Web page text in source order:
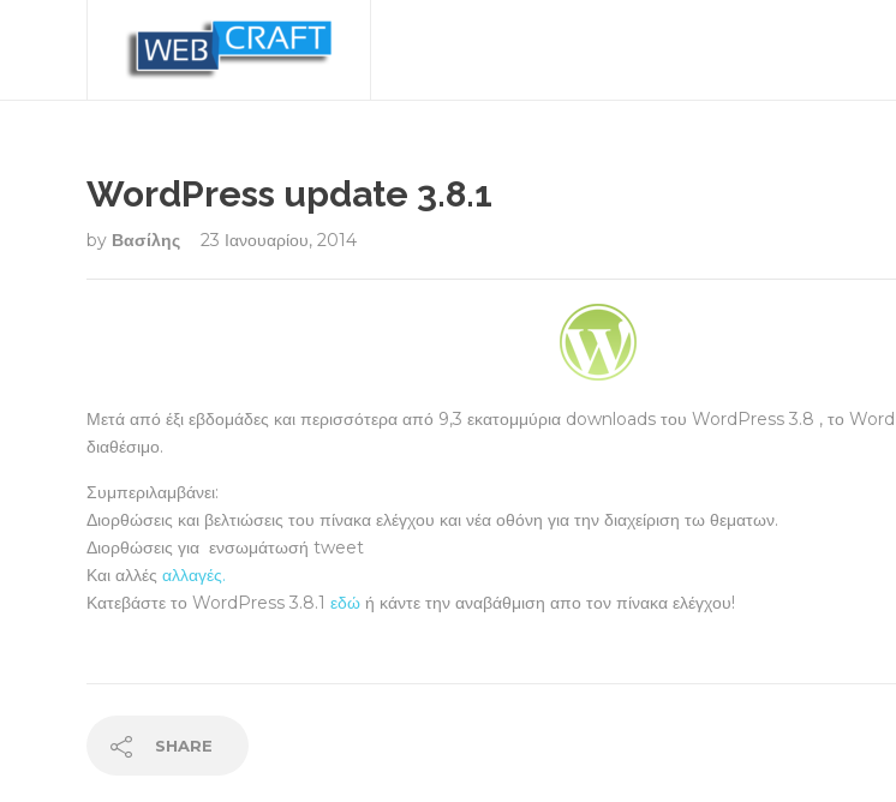
WordPress update 3.8.1
by Βασίλης 23 Ιανουαρίου, 2014
Μετά από έξι εβδομάδες και περισσότερα από 9,3 εκατομμύρια downloads του WordPress 3.8 , το
διαθέσιμο.
Συμπεριλαμβάνει:
Διορθώσεις και βελτιώσεις του πίνακα ελέγχου και νέα οθόνη για την διαχείριση τω θεματων.
Διορθώσεις για ενσωμάτωσή tweet
Και αλλές αλλαγές.
Κατεβάστε το WordPress 3.8.1 εδώ ή κάντε την αναβάθμιση απο τον πίνακα ελέγχου!
SHARE